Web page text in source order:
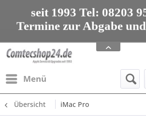
seit 1993 Tel: 08203
Termine zur Abgabe und
nur nach
Apple Service, Upgrades
seit 1993 Tel: 08203
Menü
Übersicht iMac Pro